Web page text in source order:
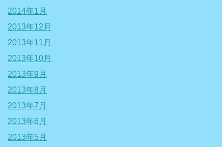
2014年1月
2013年12月
2013年11月
2013年10月
2013年9月
2013年8月
2013年7月
2013年6月
2013年5月